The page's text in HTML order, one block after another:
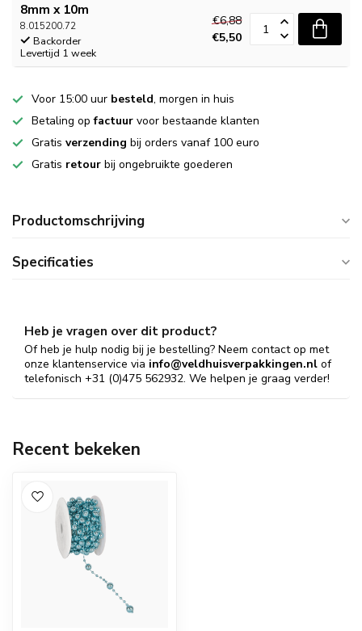
8mm x 10m
8.015200.72
Backorder
Levertijd 1 week
€6,88
€5,50
Voor 15:00 uur besteld, morgen in huis
Betaling opfactuur voor bestaande klanten
Gratis verzending bij orders vanaf 100 euro
Gratis retour bij ongebruikte goederen
Productomschrijving
Specificaties
Heb je vragen over dit product?
Of heb je hulp nodig bij je bestelling? Neem contact op met
onze klantenservice via info@veldhuisverpakkingen.nl of
telefonisch +31 (0)475 562932. We helpen je graag verder!
Recent bekeken